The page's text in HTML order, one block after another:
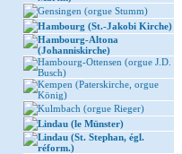
Gensingen (orgue Stumm)
Hambourg (St.-Jakobi Kirche)
Hambourg-Altona
(Johanniskirche)
Hambourg-Ottensen (orgue J.D.
Busch)
Kempen (Paterskirche, orgue
König)
Kulmbach (orgue Rieger)
Lindau (le Münster)
Lindau (St. Stephan, égl.
réform.)